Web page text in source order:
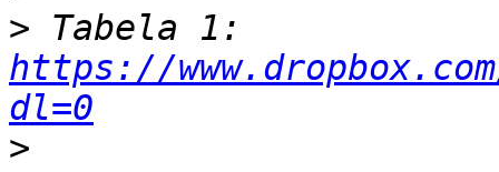
>
https://
dl=0
>